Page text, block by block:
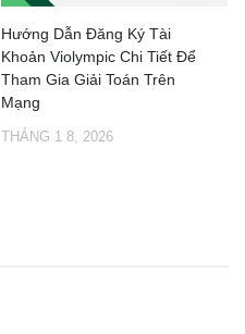
Hướng Dẫn Đăng Ký Tài
Khoản Violympic Chi Tiết Để
Tham Gia Giải Toán Trên
Mạng
THÁNG 1 8, 2026